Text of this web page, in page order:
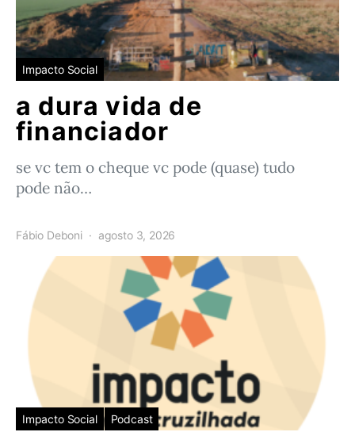
Impacto Social
a dura vida de
financiador
se vc tem o cheque vc pode (quase) tudo
pode não…
Fábio Deboni agosto 3, 2026
Impacto Social Podcast